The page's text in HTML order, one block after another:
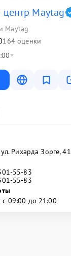
Maytag
Maytag
164 оценки
ул. Рихарда Зорге, 41
55-83
55-83
с 09:00 до 21:00